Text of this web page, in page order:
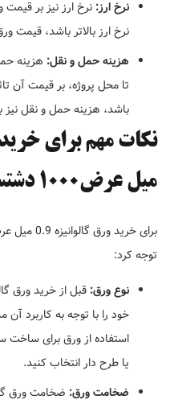
نرخ ارز: نرخ ارز نیز بر قیمت
نرخ ارز بالاتر باشد، قیمت
هزینه حمل و نقل: هزینه
تا محل پروژه، بر قیمت آن
باشد، هزینه حمل و نقل نیز
میل عرض1000 دشتستان
توجه کرد:
نوع ورق: قبل از خرید ورق
خود را با توجه به کاربرد
استفاده از ورق برای ساخت
یا طرح دار انتخاب کنید.
ضخامت ورق: ضخامت ورق